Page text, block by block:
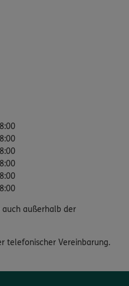
auch außerhalb der
telefonischer Vereinbarung.